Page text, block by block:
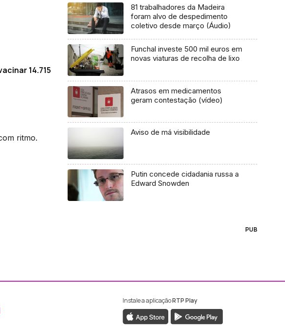
14.715
ritmo.
81 trabalhadores da Madeira
foram alvo de despedimento
coletivo desde março (Áudio)
Funchal investe 500 mil euros em
novas viaturas de recolha de lixo
Atrasos em medicamentos
geram contestação (vídeo)
Aviso de má visibilidade
Putin concede cidadania russa a
Edward Snowden
PUB
ao Facebook da RTP Madeira
Aceder ao Instagram da RTP Madeira
Instale a aplicaçãoRTP Play